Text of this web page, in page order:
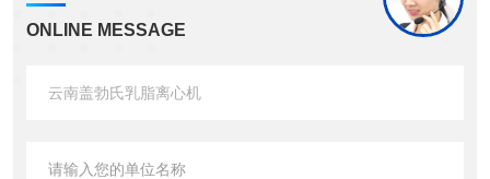
ONLINE MESSAGE